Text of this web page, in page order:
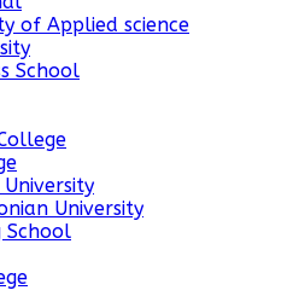
of Applied science
School
University
School